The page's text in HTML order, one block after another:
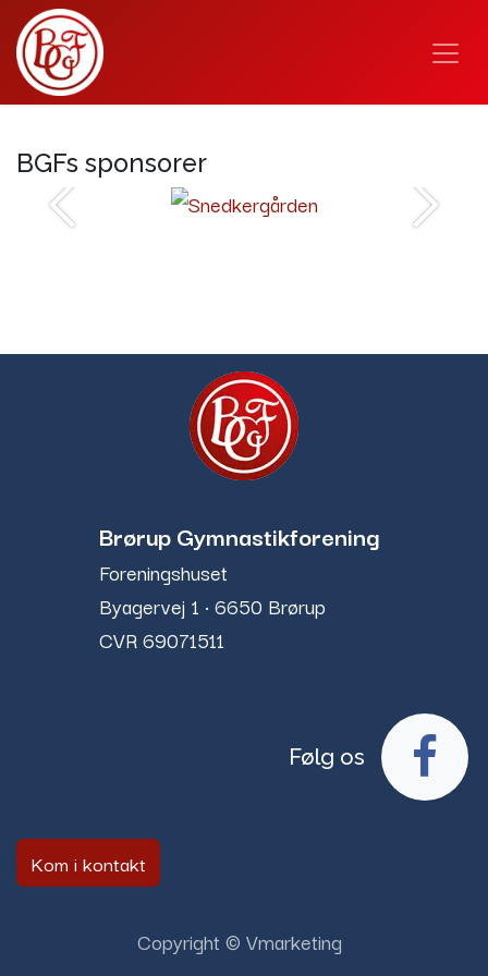
BGFs sponsorer
Forrige Næste
Brørup Gymnastikforening
Foreningshuset
Byagervej 1 · 6650 Brørup​
CVR 69071511
Følg os
Kom i kontakt
Copyright © Vmarketing